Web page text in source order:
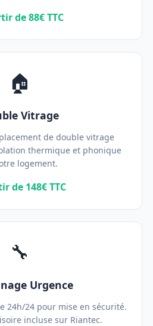
de 88€ TTC
🏠
Vitrage
de double vitrage
thermique et phonique
logement.
de 148€ TTC
🔧
Urgence
24h/24 pour mise en sécurité.
incluse sur Riantec.